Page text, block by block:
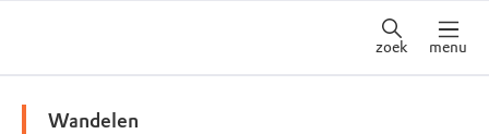
zoek menu
Wandelen